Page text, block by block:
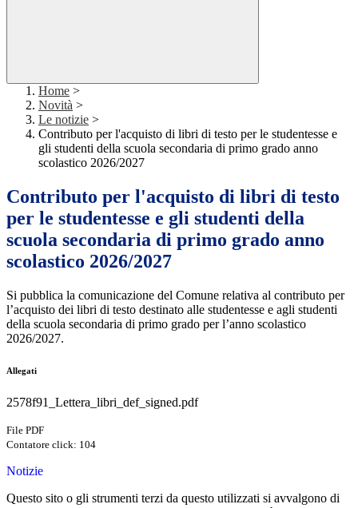
Home >
Novità >
Le notizie >
Contributo per l'acquisto di libri di testo per le studentesse e
gli studenti della scuola secondaria di primo grado anno
scolastico 2026/2027
Contributo per l'acquisto di libri di testo
per le studentesse e gli studenti della
scuola secondaria di primo grado anno
scolastico 2026/2027
Si pubblica la comunicazione del Comune relativa al contributo per
l’acquisto dei libri di testo destinato alle studentesse e agli studenti
della scuola secondaria di primo grado per l’anno scolastico
2026/2027.
Allegati
2578f91_Lettera_libri_def_signed.pdf
File PDF
Contatore click: 104
Notizie
Questo sito o gli strumenti terzi da questo utilizzati si avvalgono di